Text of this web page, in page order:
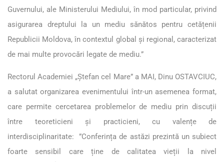
Guvernului, ale Ministerului Mediului, în mod particular, privind
asigurarea dreptului la un mediu sănătos pentru cetățenii
Republicii Moldova, în contextul global și regional, caracterizat
de mai multe provocări legate de mediu.”
Rectorul Academiei „Ștefan cel Mare” a MAI, Dinu OSTAVCIUC,
a salutat organizarea evenimentului într-un asemenea format,
care permite cercetarea problemelor de mediu prin discuții
între teoreticieni și practicieni, cu valențe de
interdisciplinaritate: ”Conferința de astăzi prezintă un subiect
foarte sensibil care ține de calitatea vieții la nivel